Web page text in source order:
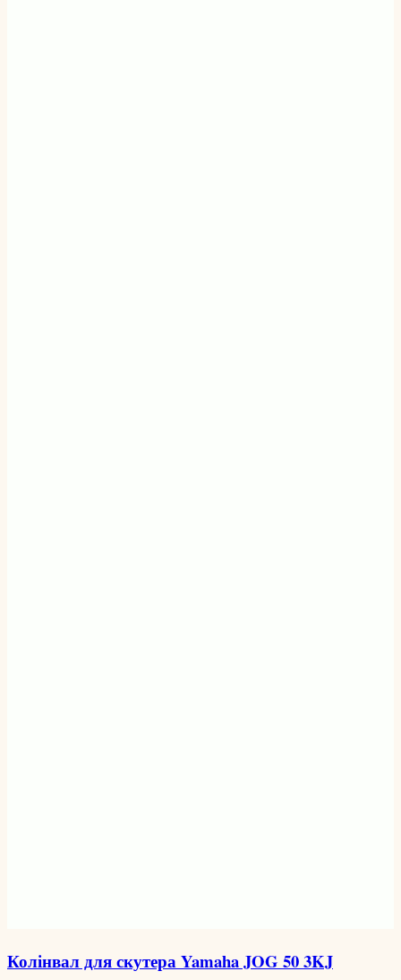
Колінвал для скутера Yamaha JOG 50 3KJ